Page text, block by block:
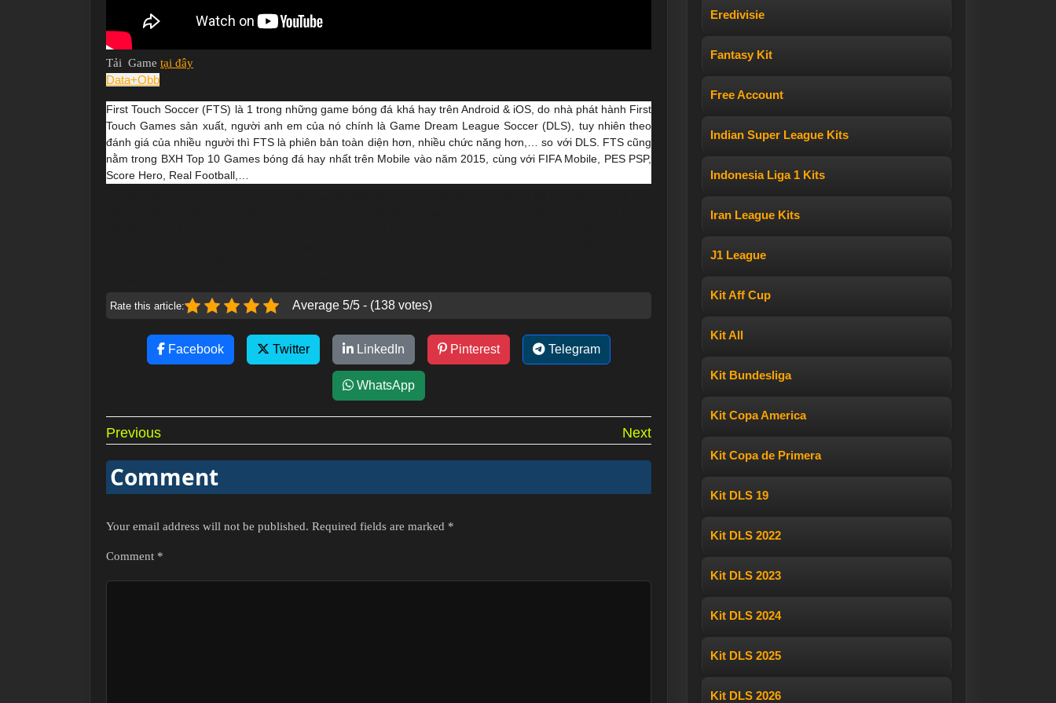
Tải Game tại đây
Data+Obb
First Touch Soccer (FTS) là 1 trong những game bóng đá khá hay trên Android & iOS, do nhà phát hành First
Touch Games sản xuất, người anh em của nó chính là Game Dream League Soccer (DLS), tuy nhiên theo
đánh giá của nhiều người thì FTS là phiên bản toàn diện hơn, nhiều chức năng hơn,… so với DLS. FTS cũng
nằm trong BXH Top 10 Games bóng đá hay nhất trên Mobile vào năm 2015, cùng với FIFA Mobile, PES PSP,
Score Hero, Real Football,…
Rate this article: Average 5/5 - (138 votes)
Facebook Twitter LinkedIn Pinterest Telegram
WhatsApp
Post
navigation
Previous Next
Comment
Your email address will not be published. Required fields are marked *
Comment *
Eredivisie
Fantasy Kit
Free Account
Indian Super League Kits
Indonesia Liga 1 Kits
Iran League Kits
J1 League
Kit Aff Cup
Kit All
Kit Bundesliga
Kit Copa America
Kit Copa de Primera
Kit DLS 19
Kit DLS 2022
Kit DLS 2023
Kit DLS 2024
Kit DLS 2025
Kit DLS 2026